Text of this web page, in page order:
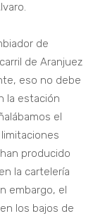
de
de Aranjuez
eso no debe
la estación
el
producido
la cartelería
embargo, el
los bajos de